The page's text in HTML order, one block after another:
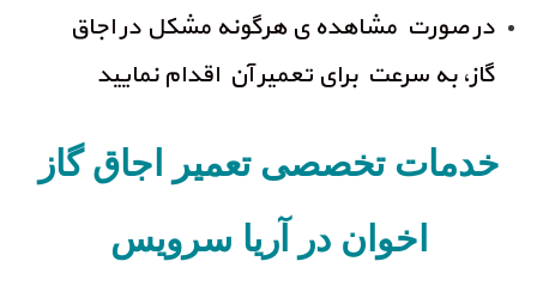
در صورت مشاهده ی هرگونه مشکل در اجاق
گاز، به سرعت برای تعمیر آن اقدام نمایید
خدمات تخصصی تعمیر اجاق گاز
اخوان در آریا سرویس